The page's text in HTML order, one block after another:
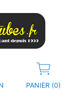
PANIER (0)